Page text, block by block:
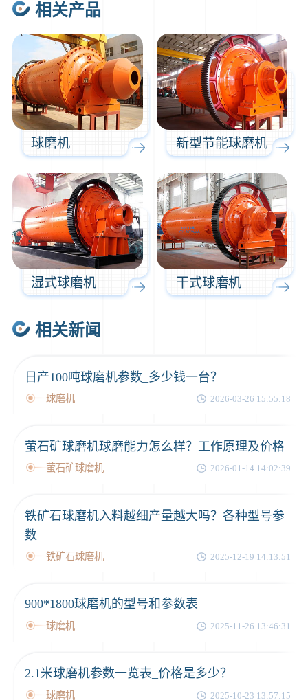
2分钟前 王先生留言：建一条石料破碎生产线，规模300吨/小时，提供设备选型和报价。
5分钟前 陈先生留言：每小时100吨建筑垃圾粉碎机？推荐用什么型号？
相关产品
球磨机 新型节能球磨机
湿式球磨机 干式球磨机
相关新闻
日产100吨球磨机参数_多少钱一台？
球磨机 2026-03-26 15:55:18
萤石矿球磨机球磨能力怎么样？工作原理及价格
萤石矿球磨机 2026-01-14 14:02:39
铁矿石球磨机入料越细产量越大吗？各种型号参
数
铁矿石球磨机 2025-12-19 14:13:51
900*1800球磨机的型号和参数表
球磨机 2025-11-26 13:46:31
2.1米球磨机参数一览表_价格是多少？
球磨机 2025-10-23 13:57:15